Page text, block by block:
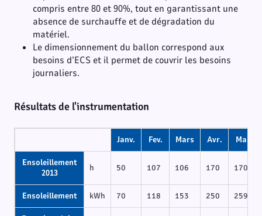
compris entre 80 et 90%, tout en garantissant une
absence de surchauffe et de dégradation du
matériel.
Le dimensionnement du ballon correspond aux
besoins d’ECS et il permet de couvrir les besoins
journaliers.
Résultats de l'instrumentation
Janv. Fev. Mars Avr. Mai
Ensoleillement
2013
h 50 107 106 170 170
Ensoleillement kWh 70 118 153 250 259